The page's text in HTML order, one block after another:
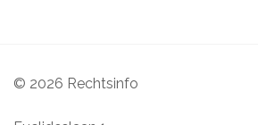
© 2026 Rechtsinfo